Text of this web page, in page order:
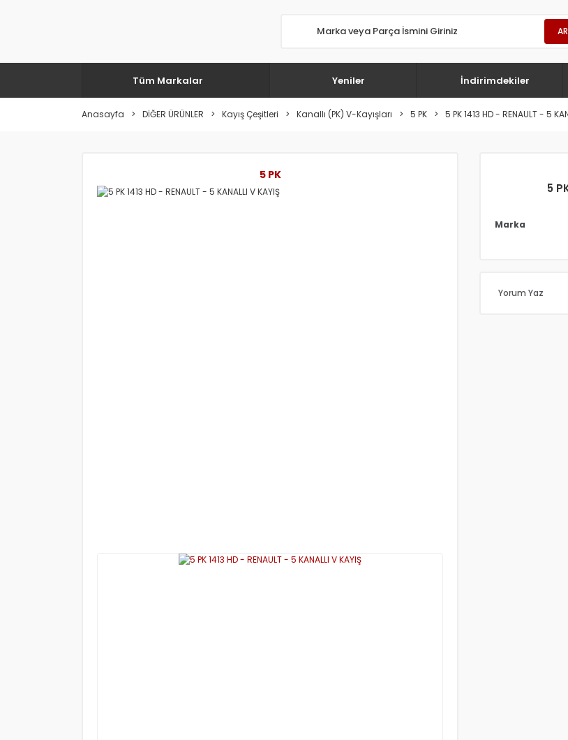
Tüm Markalar Yeniler İndirimdekiler
Anasayfa DİĞER ÜRÜNLER Kayış Çeşitleri Kanallı (PK) V-Kayışları 5 PK 5 PK 1413 HD - RENAULT - 5
5 PK
5
Marka
Yorum Yaz